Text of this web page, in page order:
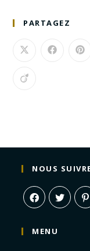
PARTAGEZ
NOUS
MENU